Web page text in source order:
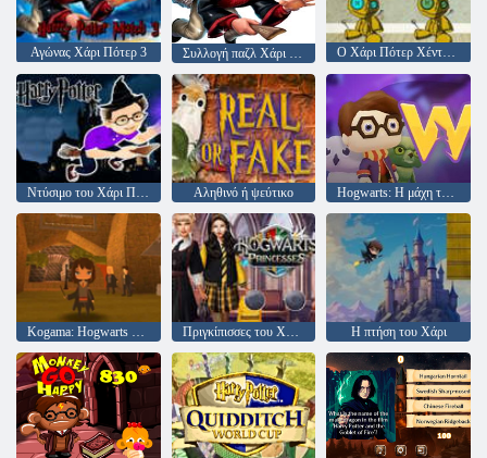
Αγώνας Χάρι Πότερ 3 Συλλογή παζλ Χάρι Πότερ Ο Χάρι Πότερ Χέντγουιγκ Escape
Αληθινό ή ψεύτικο Hogwarts: Η μάχη των οδηγών
Η πτήση του Χάρι